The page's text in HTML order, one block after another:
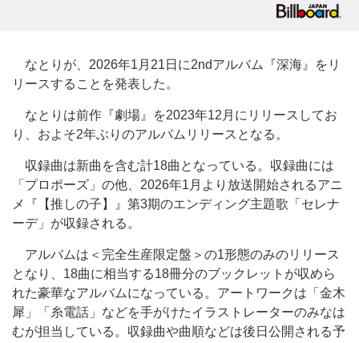
なとりが、2026年1月21日に2ndアルバム『深海』をリ
リースすることを発表した。
なとりは前作『劇場』を2023年12月にリリースしてお
り、およそ2年ぶりのアルバムリリースとなる。
収録曲は新曲を含む計18曲となっている。収録曲には
「プロポーズ」の他、2026年1月より放送開始されるアニ
メ『【推しの子】』第3期のエンディング主題歌「セレナ
ーデ」が収録される。
アルバムは＜完全生産限定盤＞の1形態のみのリリース
となり、18曲に相当する18冊分のブックレットが収めら
れた豪華なアルバムになっている。アートワークは「金木
犀」「糸電話」などを手がけたイラストレーターのみなは
むが担当している。収録曲や曲順などは後日公開される予